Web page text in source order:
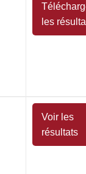
les
Voir les
résultats